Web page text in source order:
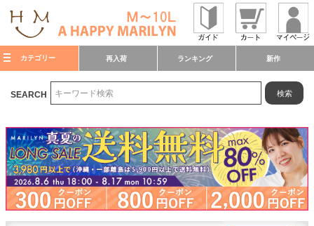
カテゴリー 再入荷 ランキング 新作
SEARCH 検索